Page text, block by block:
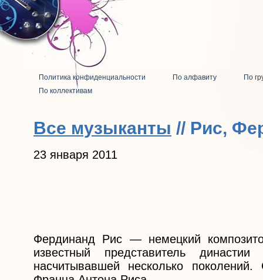
Политика конфиденциальности По алфавиту
По
По коллективам
Все музыканты // Рис,
23 января 2011
Фердинанд Рис ― немецкий
известный представитель династии
насчитывавшей несколько